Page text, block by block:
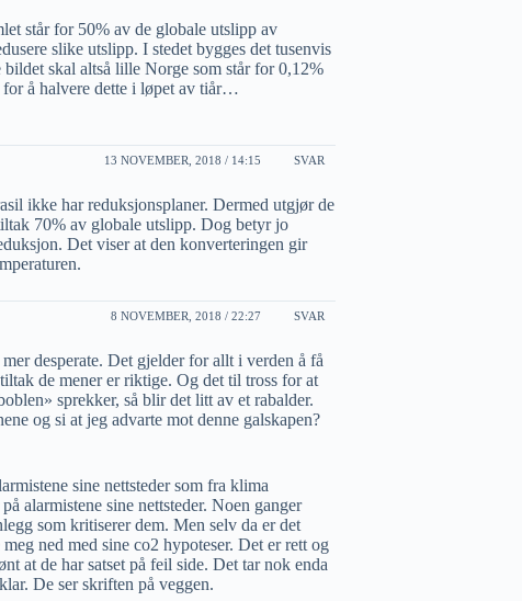
står for 50% av de globale utslipp av
slike utslipp. I stedet bygges det tusenvis
skal altså lille Norge som står for 0,12%
å halvere dette i løpet av tiår…
13 NOVEMBER, 2018 / 14:15 SVAR
ikke har reduksjonsplaner. Dermed utgjør de
70% av globale utslipp. Dog betyr jo
Det viser at den konverteringen gir
8 NOVEMBER, 2018 / 22:27 SVAR
desperate. Det gjelder for allt i verden å få
de mener er riktige. Og det til tross for at
sprekker, så blir det litt av et rabalder.
og si at jeg advarte mot denne galskapen?
sine nettsteder som fra klima
alarmistene sine nettsteder. Noen ganger
som kritiserer dem. Men selv da er det
ned med sine co2 hypoteser. Det er rett og
at de har satset på feil side. Det tar nok enda
De ser skriften på veggen.